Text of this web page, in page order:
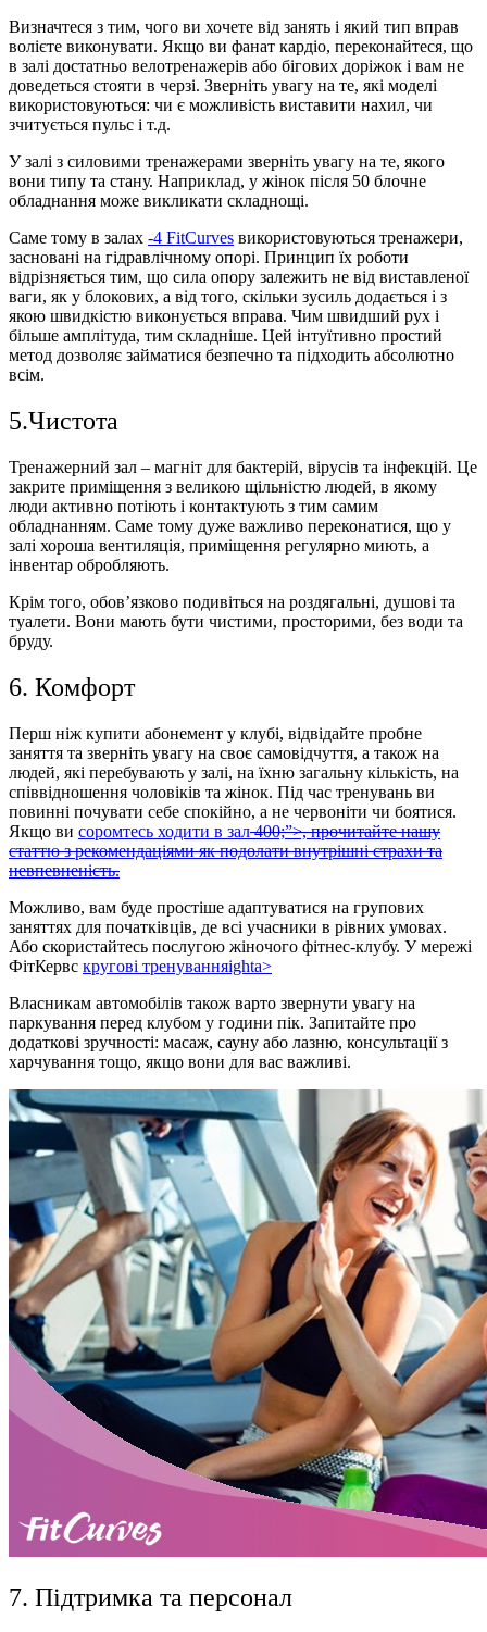
Визначтеся з тим, чого ви хочете від занять і який тип вправ
волієте виконувати. Якщо ви фанат кардіо, переконайтеся, що
в залі достатньо велотренажерів або бігових доріжок і вам не
доведеться стояти в черзі. Зверніть увагу на те, які моделі
використовуються: чи є можливість виставити нахил, чи
зчитується пульс і т.д.
У залі з силовими тренажерами зверніть увагу на те, якого
вони типу та стану. Наприклад, у жінок після 50 блочне
обладнання може викликати складнощі.
Саме тому в залах -4 FitCurves використовуються тренажери,
засновані на гідравлічному опорі. Принцип їх роботи
відрізняється тим, що сила опору залежить не від виставленої
ваги, як у блокових, а від того, скільки зусиль додається і з
якою швидкістю виконується вправа. Чим швидший рух і
більше амплітуда, тим складніше. Цей інтуїтивно простий
метод дозволяє займатися безпечно та підходить абсолютно
всім.
5.Чистота
Тренажерний зал – магніт для бактерій, вірусів та інфекцій. Це
закрите приміщення з великою щільністю людей, в якому
люди активно потіють і контактують з тим самим
обладнанням. Саме тому дуже важливо переконатися, що у
залі хороша вентиляція, приміщення регулярно миють, а
інвентар обробляють.
Крім того, обов’язково подивіться на роздягальні, душові та
туалети. Вони мають бути чистими, просторими, без води та
бруду.
6. Комфорт
Перш ніж купити абонемент у клубі, відвідайте пробне
заняття та зверніть увагу на своє самовідчуття, а також на
людей, які перебувають у залі, на їхню загальну кількість, на
співвідношення чоловіків та жінок. Під час тренувань ви
повинні почувати себе спокійно, а не червоніти чи боятися.
Якщо ви соромтесь ходити в зал400;”>, прочитайте нашу
статтю з рекомендаціями як подолати внутрішні страхи та
невпевненість.
Можливо, вам буде простіше адаптуватися на групових
заняттях для початківців, де всі учасники в рівних умовах.
Або скористайтесь послугою жіночого фітнес-клубу. У мережі
ФітКервс кругові тренуванняighta>
Власникам автомобілів також варто звернути увагу на
паркування перед клубом у години пік. Запитайте про
додаткові зручності: масаж, сауну або лазню, консультації з
харчування тощо, якщо вони для вас важливі.
7. Підтримка та персонал